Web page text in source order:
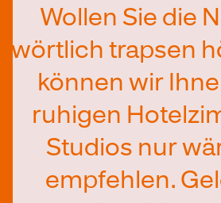
Wollen Sie die
wörtlich trapsen
können wir
ruhigen
Studios nur
empfehlen.